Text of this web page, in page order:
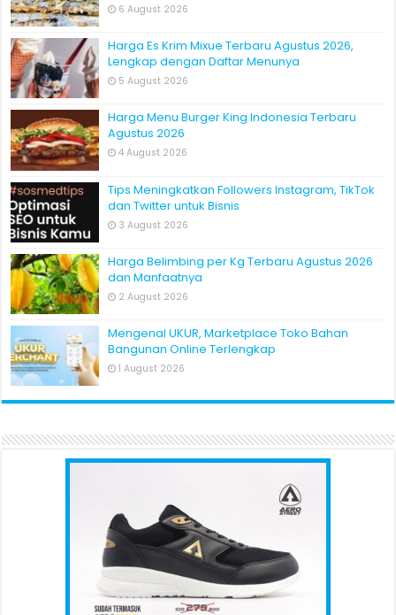
6 August 2026
Harga Es Krim Mixue Terbaru Agustus 2026,
Lengkap dengan Daftar Menunya
5 August 2026
Harga Menu Burger King Indonesia Terbaru
Agustus 2026
4 August 2026
Tips Meningkatkan Followers Instagram, TikTok
dan Twitter untuk Bisnis
3 August 2026
Harga Belimbing per Kg Terbaru Agustus 2026
dan Manfaatnya
2 August 2026
Mengenal UKUR, Marketplace Toko Bahan
Bangunan Online Terlengkap
1 August 2026